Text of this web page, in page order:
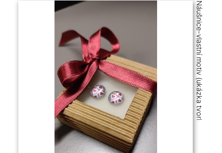
Náušnice-vlastní motiv (ukázka tvorby)